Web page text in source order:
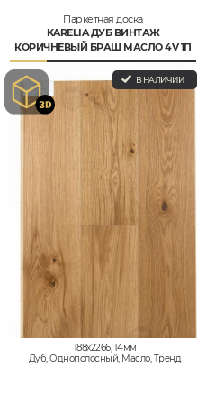
Паркетная доска
KARELIA ДУБ ВИНТАЖ
КОРИЧНЕВЫЙ БРАШ МАСЛО 4V 1П
В НАЛИЧИИ
188x2266, 14мм
Дуб, Однополосный, Масло, Тренд